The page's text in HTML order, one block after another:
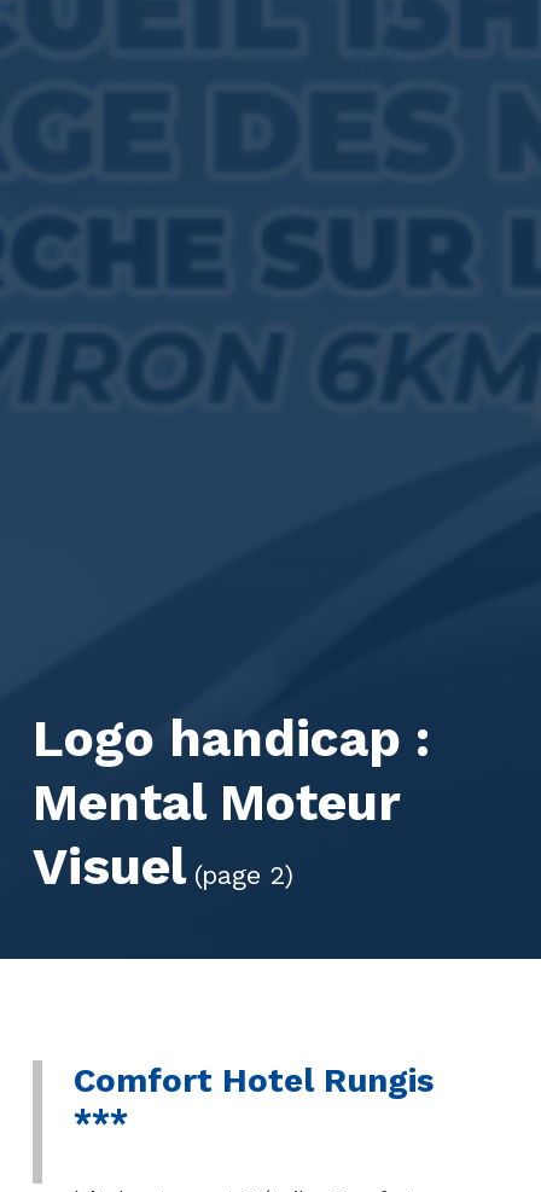
Logo handicap :
Mental Moteur
Visuel(page 2)
Comfort Hotel Rungis
***